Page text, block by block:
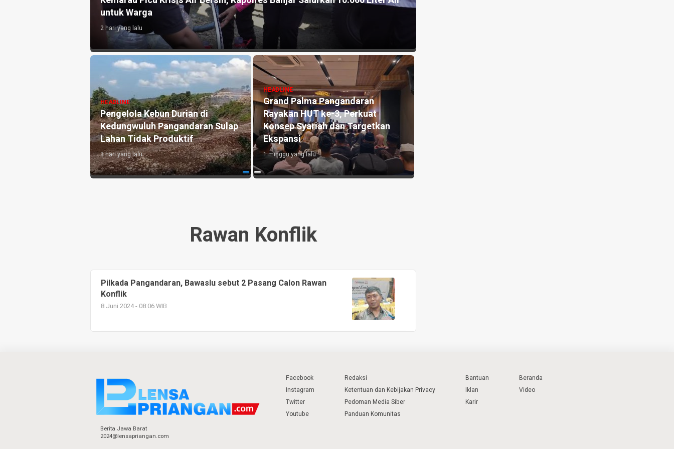
untuk Warga
2 hari yang lalu
HEADLINE
Pengelola Kebun Durian di
Kedungwuluh Pangandaran Sulap
Lahan Tidak Produktif ‎
3 hari yang lalu
HEADLINE
Grand Palma Pangandaran
Rayakan HUT ke-3, Perkuat
Konsep Syariah dan Targetkan
Ekspansi
1 minggu yang lalu
Rawan Konflik
Pilkada Pangandaran, Bawaslu sebut 2 Pasang Calon Rawan
Konflik
8 Juni 2024 - 08:06 WIB
Berita Jawa Barat
2024@lensapriangan.com
Facebook
Instagram
Twitter
Youtube
Redaksi
Ketentuan dan Kebijakan Privacy
Pedoman Media Siber
Panduan Komunitas
Bantuan
Iklan
Karir
Beranda
Video